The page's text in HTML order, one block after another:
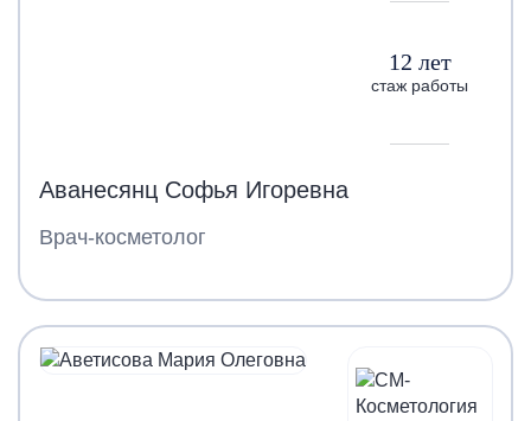
12 лет
стаж работы
Аванесянц Софья Игоревна
Врач-косметолог